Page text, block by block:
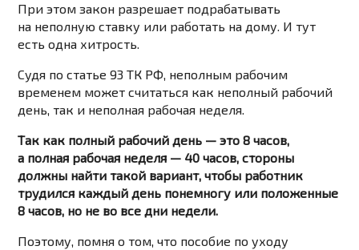
При этом закон разрешает подрабатывать
на неполную ставку или работать на дому. И тут
есть одна хитрость.
Судя по статье 93 ТК РФ, неполным рабочим
временем может считаться как неполный рабочий
день, так и неполная рабочая неделя.
Так как полный рабочий день — это 8 часов,
а полная рабочая неделя — 40 часов, стороны
должны найти такой вариант, чтобы работник
трудился каждый день понемногу или положенные
8 часов, но не во все дни недели.
Поэтому, помня о том, что пособие по уходу